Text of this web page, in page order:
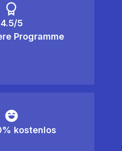
4.5/5
Programme
kostenlos